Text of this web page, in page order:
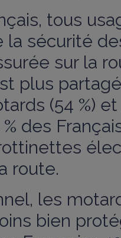
tous
la sécurité
sur la
plus
(54 %)
% des
route.
les
bien